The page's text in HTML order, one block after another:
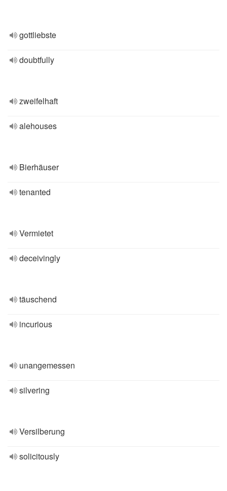
gottliebste
doubtfully
zweifelhaft
alehouses
Bierhäuser
tenanted
Vermietet
deceivingly
täuschend
incurious
unangemessen
silvering
Versilberung
solicitously